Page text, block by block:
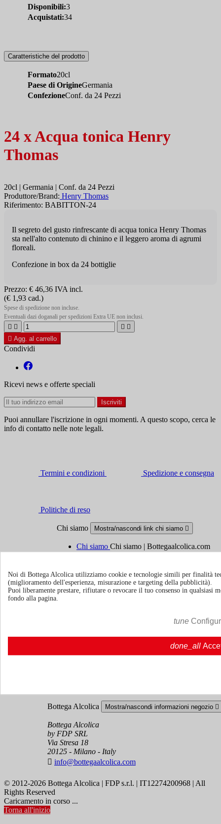
Disponibili:3
Acquistati:34
Caratteristiche del prodotto
Formato20cl
Paese di OrigineGermania
ConfezioneConf. da 24 Pezzi
24 x Acqua tonica Henry
Thomas
20cl | Germania | Conf. da 24 Pezzi
Produttore/Brand: Henry Thomas
Riferimento: BABITTON-24
Il segreto del gusto rinfrescante di acqua tonica Henry Thomas
sta nell'alto contenuto di chinino e il leggero aroma di agrumi
floreali.
Confezione in box da 24 bottiglie
Prezzo: € 46,36 IVA incl.
(€ 1,93 cad.)
Spese di spedizione non incluse.
Eventuali dazi doganali per spedizioni Extra UE non inclusi.
   
 Agg. al carrello
Condividi
Ricevi news e offerte speciali
Puoi annullare l'iscrizione in ogni momenti. A questo scopo, cerca le
info di contatto nelle note legali.
Termini e condizioni Spedizione e consegna
Politiche di reso
Chi siamo Mostra/nascondi link chi siamo 
Chi siamo Chi siamo | Bottegaalcolica.com
Informazioni Mostra/nascondi link informazioni 
Ristoranti - Bar - Catering - Hotel
Mostra/nascondi i link del tuo account
Bottega Alcolica Mostra/nascondi informazioni negozio 
Bottega Alcolica
by FDP SRL
Via Stresa 18
20125 - Milano - Italy
 info@bottegaalcolica.com
© 2012-2026 Bottega Alcolica | FDP s.r.l. | IT12274200968 | All
Rights Reserved
Caricamento in corso ...
Torna all'inizio
Noi di Bottega Alcolica utilizziamo cookie e tecnologie simili per finalità
(miglioramento dell'esperienza, misurazione e targeting della pubblicità).
Puoi liberamente prestare, rifiutare o revocare il tuo consenso in qualsiasi
fondo alla pagina.
tune
done_all